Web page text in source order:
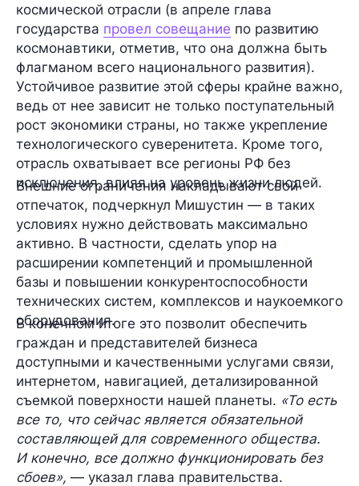
космической отрасли (в апреле глава
государства провел совещание по развитию
космонавтики, отметив, что она должна быть
флагманом всего национального развития).
Устойчивое развитие этой сферы крайне важно,
ведь от нее зависит не только поступательный
рост экономики страны, но также укрепление
технологического суверенитета. Кроме того,
отрасль охватывает все регионы РФ без
исключения, влияя на уровень жизни людей.
Внешние ограничения накладывают свой
отпечаток, подчеркнул Мишустин — в таких
условиях нужно действовать максимально
активно. В частности, сделать упор на
расширении компетенций и промышленной
базы и повышении конкурентоспособности
технических систем, комплексов и наукоемкого
оборудования.
В конечном итоге это позволит обеспечить
граждан и представителей бизнеса
доступными и качественными услугами связи,
интернетом, навигацией, детализированной
съемкой поверхности нашей планеты. «То есть
все то, что сейчас является обязательной
составляющей для современного общества.
И конечно, все должно функционировать без
сбоев», — указал глава правительства.